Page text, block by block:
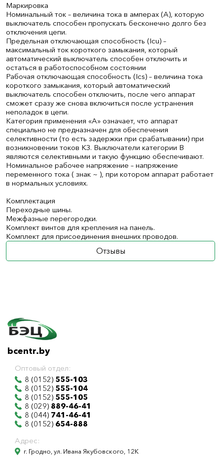
Маркировка
Номинальный ток – величина тока в амперах (А), которую
выключатель способен пропускать бесконечно долго без
отключения цепи.
Предельная отключающая способность (Icu) –
максимальный ток короткого замыкания, который
автоматический выключатель способен отключить и
остаться в работоспособном состоянии
Рабочая отключающая способность (Ics) – величина тока
короткого замыкания, который автоматический
выключатель способен отключить, после чего аппарат
сможет сразу же снова включиться после устранения
неполадок в цепи.
Категория применения «А» означает, что аппарат
специально не предназначен для обеспечения
селективности (то есть задержки при срабатывании) при
возникновении токов КЗ. Выключатели категории В
являются селективными и такую функцию обеспечивают.
Номинальное рабочее напряжение – напряжение
переменного тока ( знак ~ ), при котором аппарат работает
в нормальных условиях.
Комплектация
Переходные шины.
Межфазные перегородки.
Комплект винтов для крепления на панель.
Комплект для присоединения внешних проводов.
Отзывы
bcentr.by
Оптовый отдел:
8 (0152) 555-103
8 (0152) 555-104
8 (0152) 555-105
8 (029) 889-46-41
8 (044) 741-46-41
8 (0152) 654-888
Адрес:
г. Гродно, ул. Ивана Якубовского, 12К